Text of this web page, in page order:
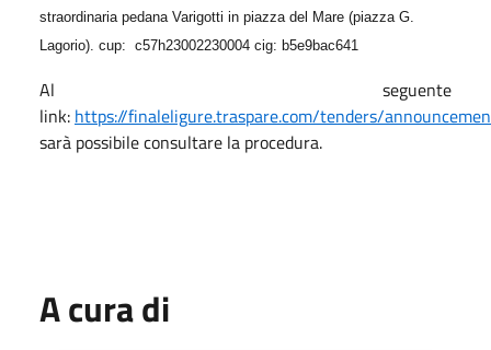
straordinaria pedana Varigotti in piazza del Mare (piazza G.
Lagorio). cup: c57h23002230004 cig: b5e9bac641
Al seguente
link: https://finaleligure.traspare.com/tenders/
sarà possibile consultare la procedura.
A cura di